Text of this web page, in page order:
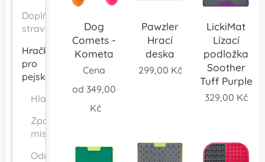
Doplňky
stravy
Hračky
pro
pejsky
Hlavolamy
Zpomalovací
misky
Odolné
Dog
Comets -
Kometa
Cena
od349,00
Kč
Pawzler
Hrací
deska
299,00 Kč
LickiMat
Lízací
podložka
Soother
Tuff Purple
329,00 Kč